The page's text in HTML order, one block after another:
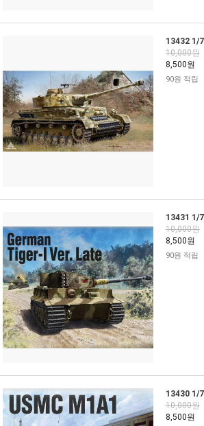
13432 1/
10,000원
8,500원
90원 적립
13431 1/
10,000원
8,500원
90원 적립
13430 1/
10,000원
8,500원